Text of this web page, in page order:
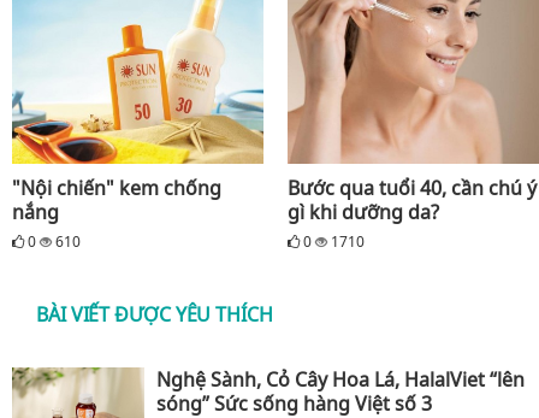
"Nội chiến" kem chống
nắng
0 610
Bước qua tuổi 40, cần chú ý
gì khi dưỡng da?
0 1710
BÀI VIẾT ĐƯỢC YÊU THÍCH
Nghệ Sành, Cỏ Cây Hoa Lá, HalalViet “lên
sóng” Sức sống hàng Việt số 3